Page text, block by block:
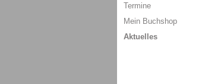
Termine
Mein Buchshop
Aktuelles